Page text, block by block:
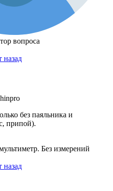
вопроса
назад
без паяльника и
припой).
Без измерений
назад